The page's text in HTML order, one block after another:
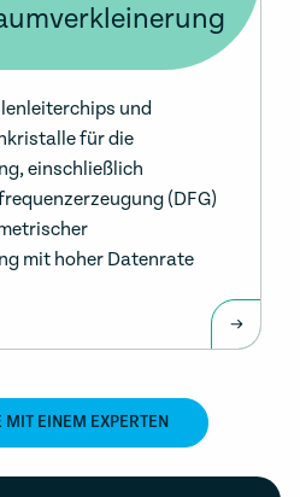
und
für die
einschließlich
(DFG)
mit hoher Datenrate
MIT EINEM EXPERTEN